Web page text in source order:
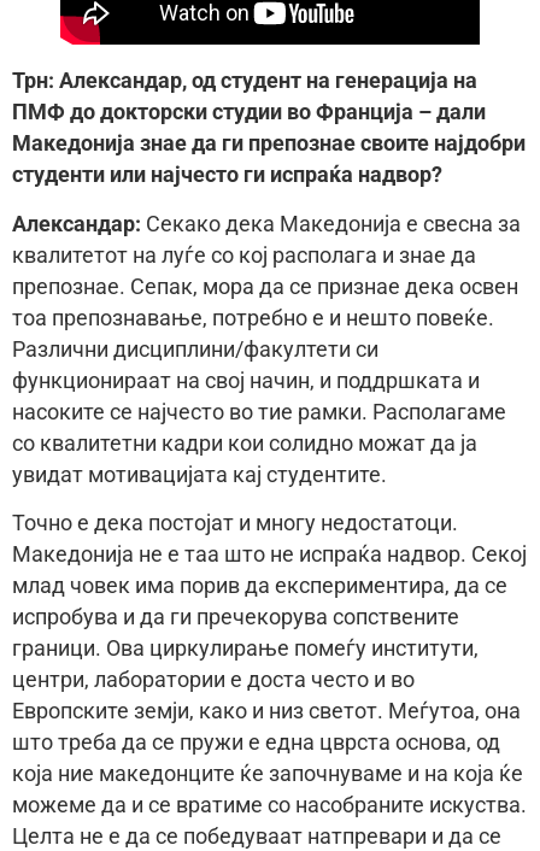
Трн: Александар, од студент на генерација на
ПМФ до докторски студии во Франција – дали
Македонија знае да ги препознае своите најдобри
студенти или најчесто ги испраќа надвор?
Александар: Секако дека Македонија е свесна за
квалитетот на луѓе со кој располага и знае да
препознае. Сепак, мора да се признае дека освен
тоа препознавање, потребно е и нешто повеќе.
Различни дисциплини/факултети си
функционираат на свој начин, и поддршката и
насоките се најчесто во тие рамки. Располагаме
со квалитетни кадри кои солидно можат да ја
увидат мотивацијата кај студентите.
Точно е дека постојат и многу недостатоци.
Македонија не е таа што не испраќа надвор. Секој
млад човек има порив да експериментира, да се
испробува и да ги пречекорува сопствените
граници. Ова циркулирање помеѓу институти,
центри, лаборатории е доста често и во
Европските земји, како и низ светот. Меѓутоа, она
што треба да се пружи е една цврста основа, од
која ние македонците ќе започнуваме и на која ќе
можеме да и се вратиме со насобраните искуства.
Целта не е да се победуваат натпревари и да се